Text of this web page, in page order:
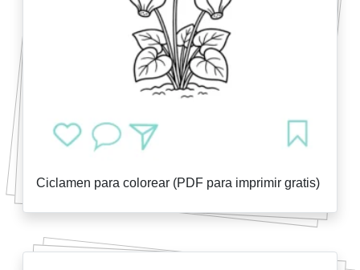
Ciclamen para colorear (PDF para imprimir gratis)